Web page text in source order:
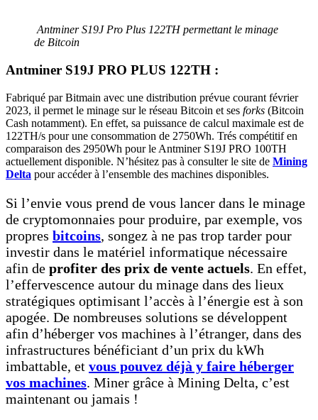
Antminer S19J Pro Plus 122TH permettant le minage
de Bitcoin
Antminer S19J PRO PLUS 122TH :
Fabriqué par Bitmain avec une distribution prévue courant février
2023, il permet le minage sur le réseau Bitcoin et ses forks (Bitcoin
Cash notamment). En effet, sa puissance de calcul maximale est de
122TH/s pour une consommation de 2750Wh. Trés compétitif en
comparaison des 2950Wh pour le Antminer S19J PRO 100TH
actuellement disponible. N’hésitez pas à consulter le site de Mining
Delta pour accéder à l’ensemble des machines disponibles.
Si l’envie vous prend de vous lancer dans le minage
de cryptomonnaies pour produire, par exemple, vos
propres bitcoins, songez à ne pas trop tarder pour
investir dans le matériel informatique nécessaire
afin de profiter des prix de vente actuels. En effet,
l’effervescence autour du minage dans des lieux
stratégiques optimisant l’accès à l’énergie est à son
apogée. De nombreuses solutions se développent
afin d’héberger vos machines à l’étranger, dans des
infrastructures bénéficiant d’un prix du kWh
imbattable, et vous pouvez déjà y faire héberger
vos machines. Miner grâce à Mining Delta, c’est
maintenant ou jamais !